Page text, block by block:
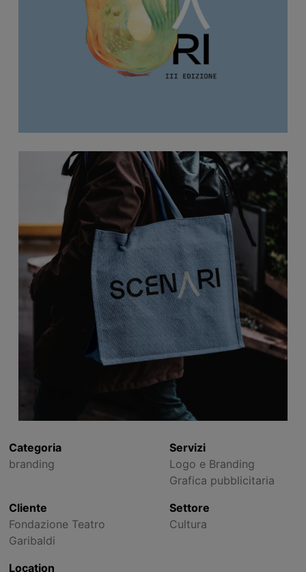
Categoria
branding
Servizi
Logo e Branding
Grafica pubblicitaria
Cliente
Fondazione Teatro
Garibaldi
Settore
Cultura
Location